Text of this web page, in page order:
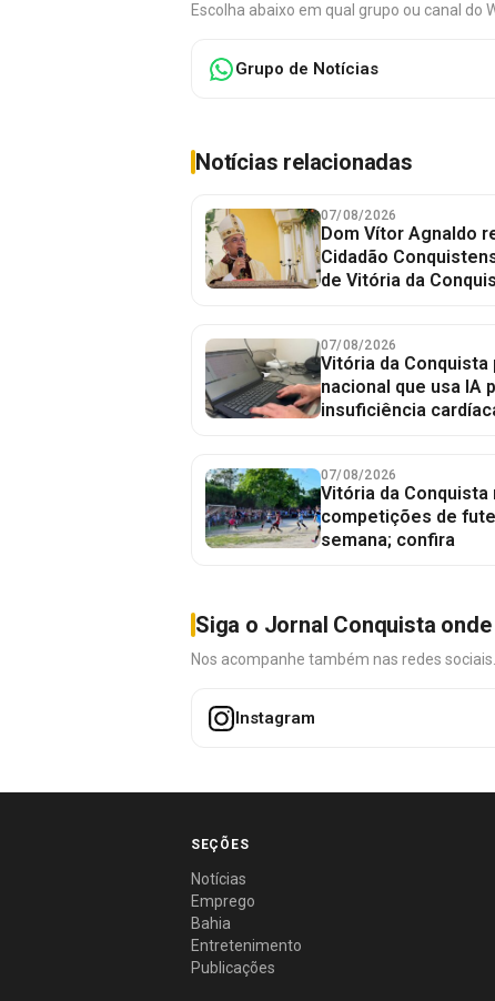
Escolha abaixo em qual grupo ou canal do
Grupo de Notícias
Notícias relacionadas
07/08/2026
Dom Vítor Agnaldo
Cidadão
de Vitória da
07/08/2026
Vitória da
nacional que usa IA
insuficiência
07/08/2026
Vitória da
competições de
semana; confira
Siga o Jornal Conquista
Nos acompanhe também nas redes
Instagram
SEÇÕES
Notícias
Emprego
Bahia
Entretenimento
Publicações